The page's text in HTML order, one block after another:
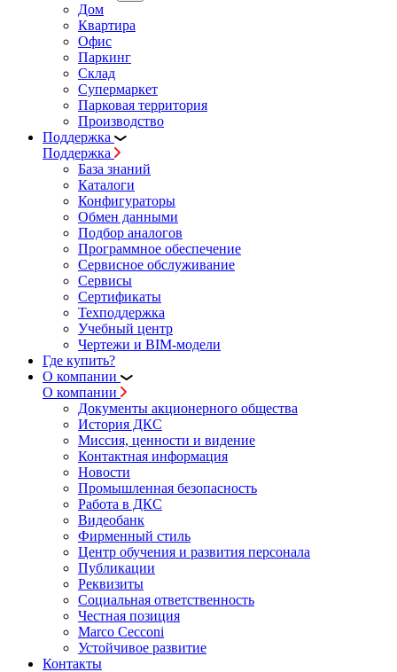
Дом
Квартира
Офис
Паркинг
Склад
Супермаркет
Парковая территория
Производство
Поддержка
Поддержка
База знаний
Каталоги
Конфигураторы
Обмен данными
Подбор аналогов
Программное обеспечение
Сервисное обслуживание
Сервисы
Сертификаты
Техподдержка
Учебный центр
Чертежи и BIM-модели
Где купить?
О компании
О компании
Документы акционерного общества
История ДКС
Миссия, ценности и видение
Контактная информация
Новости
Промышленная безопасность
Работа в ДКС
Видеобанк
Фирменный стиль
Центр обучения и развития персонала
Публикации
Реквизиты
Социальная ответственность
Честная позиция
Marco Cecconi
Устойчивое развитие
Контакты